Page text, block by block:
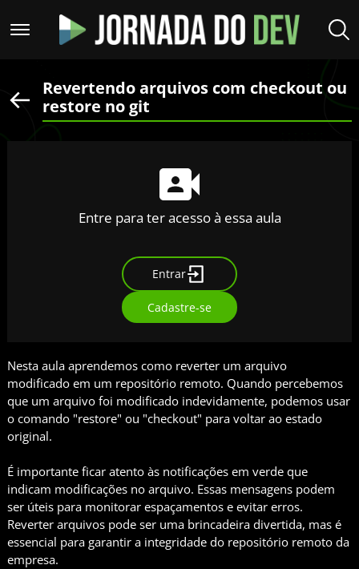
Revertendo arquivos com checkout ou
restore no git
Entre para ter acesso à essa aula
Entrar
Cadastre-se
Nesta aula aprendemos como reverter um arquivo
modificado em um repositório remoto. Quando percebemos
que um arquivo foi modificado indevidamente, podemos usar
o comando "restore" ou "checkout" para voltar ao estado
original.
É importante ficar atento às notificações em verde que
indicam modificações no arquivo. Essas mensagens podem
ser úteis para monitorar espaçamentos e evitar erros.
Reverter arquivos pode ser uma brincadeira divertida, mas é
essencial para garantir a integridade do repositório remoto da
empresa.